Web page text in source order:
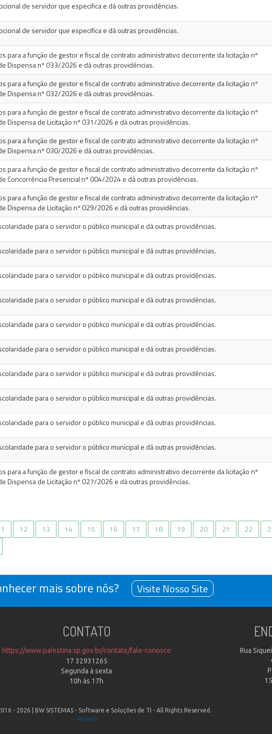
de servidor que especifica e dá outras providências.
de servidor que especifica e dá outras providências.
para a função de gestor e fiscal de contrato administrativo decorrente da licitação nº
Dispensa nº 033/2026 e dá outras providências.
para a função de gestor e fiscal de contrato administrativo decorrente da licitação nº
Dispensa nº 032/2026 e dá outras providências.
para a função de gestor e fiscal de contrato administrativo decorrente da licitação nº
Dispensa de Licitação nº 031/2026 e dá outras providências.
para a função de gestor e fiscal de contrato administrativo decorrente da licitação nº
Dispensa nº 030/2026 e dá outras providências.
para a função de gestor e fiscal de contrato administrativo decorrente da licitação nº
Concorrência Presencial nº 004/2024 e dá outras providências.
para a função de gestor e fiscal de contrato administrativo decorrente da licitação nº
Dispensa de Licitação nº 029/2026 e dá outras providências.
para o servidor o público municipal e dá outras providências.
para o servidor o público municipal e dá outras providências.
para o servidor o público municipal e dá outras providências.
para o servidor o público municipal e dá outras providências.
para o servidor o público municipal e dá outras providências.
para o servidor o público municipal e dá outras providências.
para o servidor o público municipal e dá outras providências.
para o servidor o público municipal e dá outras providências.
para o servidor o público municipal e dá outras providências.
para o servidor o público municipal e dá outras providências.
para a função de gestor e fiscal de contrato administrativo decorrente da licitação nº
Dispensa de Licitação nº 027/2026 e dá outras providências.
mais sobre nós? Visite Nosso Site
CONTATO
https://www.palestina.sp.gov.br/contato/fale-conosco
17 32931265
Segunda à sexta
10h às 17h
Rua
- 2026 | BW SISTEMAS - Software e Soluções de TI - All Rights Reserved.
Version